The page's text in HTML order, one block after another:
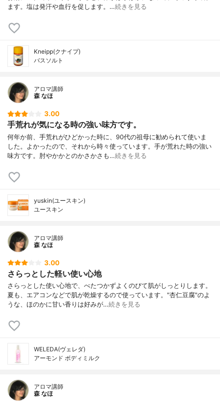
ます。塩は発汗や血行を促します。…続きを見る
Kneipp(クナイプ)
バスソルト
アロマ講師
森 なほ
3.00
手荒れが気になる時の強い味方です。
何年か前、手荒れがひどかった時に、90代の祖母に勧められて使いま
した。よかったので、それから時々使っています。手が荒れた時の強い
味方です。肘やかかとのかさかさも…続きを見る
yuskin(ユースキン)
ユースキン
アロマ講師
森 なほ
3.00
さらっとした軽い使い心地
さらっとした使い心地で、べたつかずよくのびて肌がしっとりします。
夏も、エアコンなどで肌が乾燥するので使っています。"杏仁豆腐"のよ
うな、ほのかに甘い香りは好みが…続きを見る
WELEDA(ヴェレダ)
アーモンド ボディミルク
アロマ講師
森 なほ